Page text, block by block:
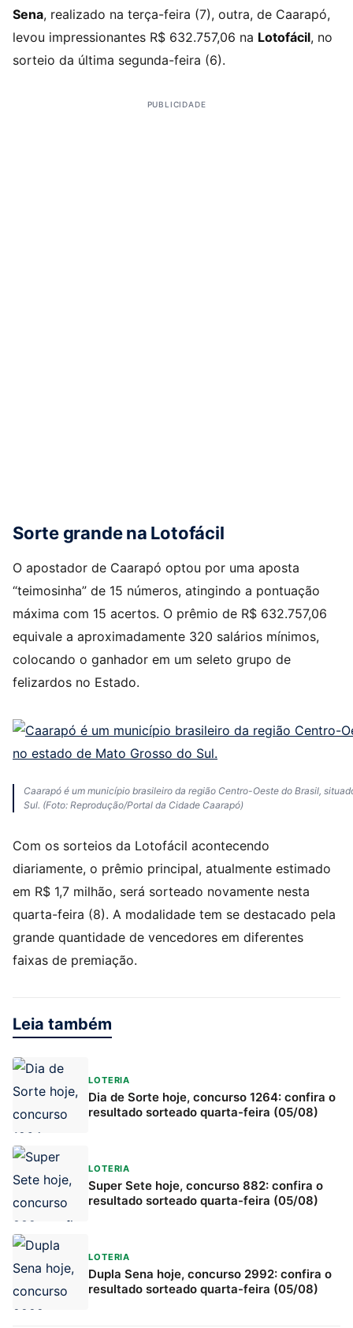
Sena, realizado na terça-feira (7), outra, de Caarapó,
levou impressionantes R$ 632.757,06 na Lotofácil, no
sorteio da última segunda-feira (6).
PUBLICIDADE
Sorte grande na Lotofácil
O apostador de Caarapó optou por uma aposta
“teimosinha” de 15 números, atingindo a pontuação
máxima com 15 acertos. O prêmio de R$ 632.757,06
equivale a aproximadamente 320 salários mínimos,
colocando o ganhador em um seleto grupo de
felizardos no Estado.
Caarapó é um município brasileiro da região Centro-Oeste do Brasil,
Sul. (Foto: Reprodução/Portal da Cidade Caarapó)
Com os sorteios da Lotofácil acontecendo
diariamente, o prêmio principal, atualmente estimado
em R$ 1,7 milhão, será sorteado novamente nesta
quarta-feira (8). A modalidade tem se destacado pela
grande quantidade de vencedores em diferentes
faixas de premiação.
Leia também
LOTERIA
Dia de Sorte hoje, concurso 1264: confira o
resultado sorteado quarta-feira (05/08)
LOTERIA
Super Sete hoje, concurso 882: confira o
resultado sorteado quarta-feira (05/08)
LOTERIA
Dupla Sena hoje, concurso 2992: confira o
resultado sorteado quarta-feira (05/08)